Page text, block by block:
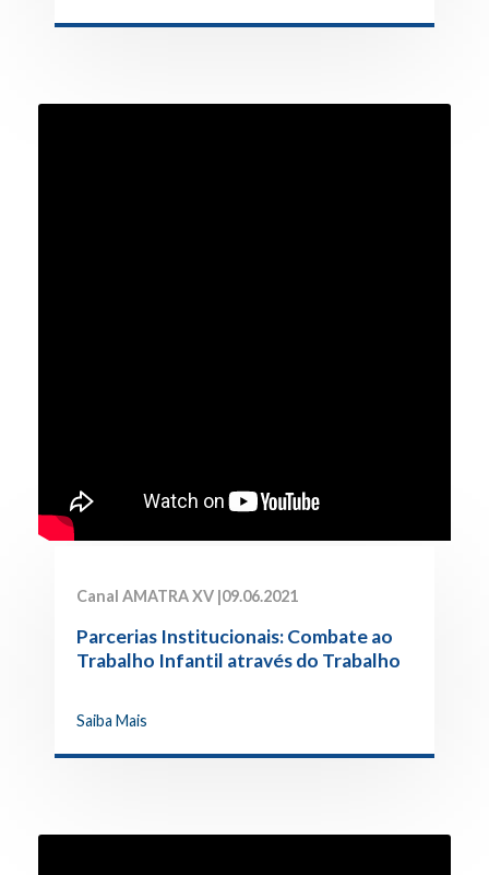
Canal AMATRA XV |09.06.2021
Parcerias Institucionais: Combate ao
Trabalho Infantil através do Trabalho
Saiba Mais